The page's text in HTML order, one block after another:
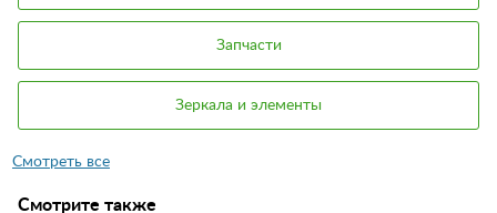
Запчасти
Зеркала и элементы
Смотрите также